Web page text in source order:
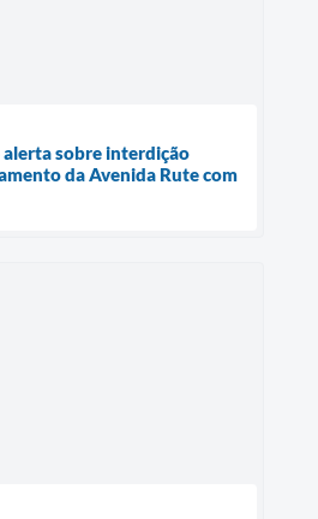
sobre interdição
da Avenida Rute com